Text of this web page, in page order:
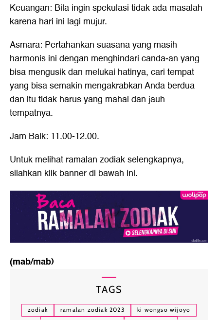
Keuangan: Bila ingin spekulasi tidak ada masalah
karena hari ini lagi mujur.
Asmara: Pertahankan suasana yang masih
harmonis ini dengan menghindari canda-an yang
bisa mengusik dan melukai hatinya, cari tempat
yang bisa semakin mengakrabkan Anda berdua
dan itu tidak harus yang mahal dan jauh
tempatnya.
Jam Baik: 11.00-12.00.
Untuk melihat ramalan zodiakselengkapnya,
silahkan klik banner di bawah ini.
(mab/mab)
TAGS
zodiak ramalan zodiak 2023
ki wongso wijoyo